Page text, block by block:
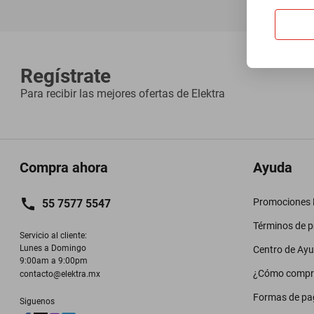
Regístrate
Para recibir las mejores ofertas de Elektra
Compra ahora
55 7577 5547
Servicio al cliente:
Lunes a Domingo
9:00am a 9:00pm
contacto@elektra.mx
Siguenos
Ayuda
Promociones
Términos de
Centro de
¿Cómo
Formas de